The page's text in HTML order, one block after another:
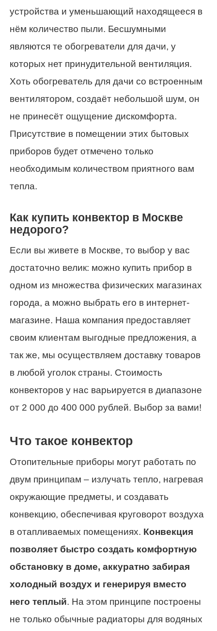
устройства и уменьшающий находящееся в
нём количество пыли. Бесшумными
являются те обогреватели для дачи, у
которых нет принудительной вентиляция.
Хоть обогреватель для дачи со встроенным
вентилятором, создаёт небольшой шум, он
не принесёт ощущение дискомфорта.
Присутствие в помещении этих бытовых
приборов будет отмечено только
необходимым количеством приятного вам
тепла.
Как купить конвектор в Москве
недорого?
Если вы живете в Москве, то выбор у вас
достаточно велик: можно купить прибор в
одном из множества физических магазинах
города, а можно выбрать его в интернет-
магазине. Наша компания предоставляет
своим клиентам выгодные предложения, а
так же, мы осуществляем доставку товаров
в любой уголок страны. Стоимость
конвекторов у нас варьируется в диапазоне
от 2 000 до 400 000 рублей. Выбор за вами!
Что такое конвектор
Отопительные приборы могут работать по
двум принципам – излучать тепло, нагревая
окружающие предметы, и создавать
конвекцию, обеспечивая круговорот воздуха
в отапливаемых помещениях. Конвекция
позволяет быстро создать комфортную
обстановку в доме, аккуратно забирая
холодный воздух и генерируя вместо
него теплый. На этом принципе построены
не только обычные радиаторы для водяных